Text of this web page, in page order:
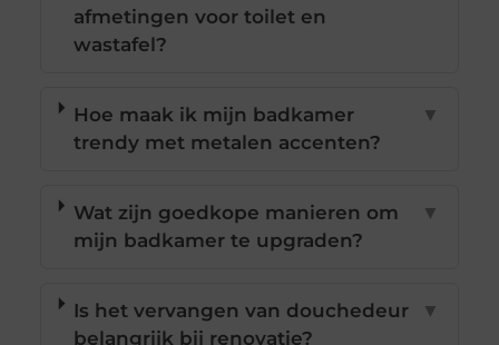
afmetingen voor toilet en
wastafel?
Hoe maak ik mijn badkamer
trendy met metalen accenten?
▼
Wat zijn goedkope manieren om
mijn badkamer te upgraden?
▼
Is het vervangen van douchedeur
belangrijk bij renovatie?
▼